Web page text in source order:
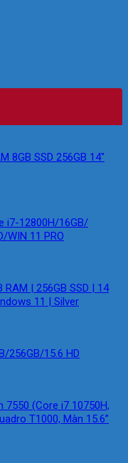
8GB SSD 256GB 14″
i7-12800H/16GB/
WIN 11 PRO
| 256GB SSD | 14
11 | Silver
256GB/15.6 HD
7550 (Core i7 10750H,
T1000, Màn 15.6”